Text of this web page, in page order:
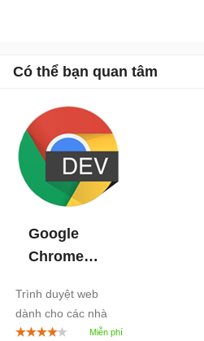
Có thể bạn quan tâm
Google
Chrome
Trình duyệt web
dành cho các nhà
phát triển